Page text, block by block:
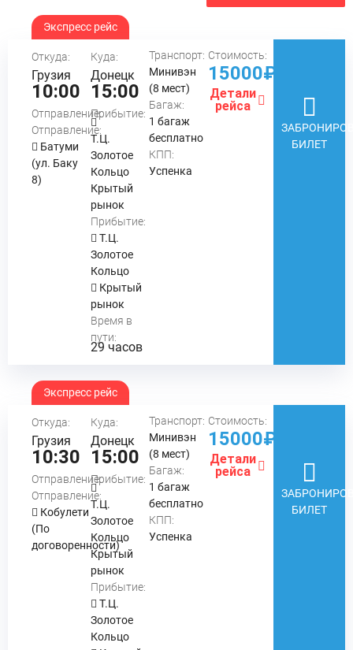
Экспресс рейс
Откуда:
Грузия
10:00
Отправление:
Отправление:
Батуми
(ул. Баку
8)
Куда:
Донецк
15:00
Прибытие:
Т.Ц.
Золотое
Кольцо
Крытый
рынок
Прибытие:
Т.Ц.
Золотое
Кольцо
Крытый
рынок
Время в
пути:
29 часов
Транспорт:
Минивэн
(8 мест)
Багаж:
1 багаж
бесплатно
КПП:
Успенка
Стоимость:
15000₽
Детали
рейса
БИЛЕТ
Экспресс рейс
Откуда:
Грузия
10:30
Отправление:
Отправление:
Кобулети
(По
договоренности)
Куда:
Донецк
15:00
Прибытие:
Т.Ц.
Золотое
Кольцо
Крытый
рынок
Прибытие:
Т.Ц.
Золотое
Кольцо
Транспорт:
Минивэн
(8 мест)
Багаж:
1 багаж
бесплатно
КПП:
Успенка
Стоимость:
15000₽
Детали
рейса
БИЛЕТ